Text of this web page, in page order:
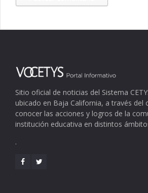
Sitio oficial de noticias del Sistema
ubicado en Baja California, a través del
conocer las acciones y logros de la
institución educativa en distintos
.